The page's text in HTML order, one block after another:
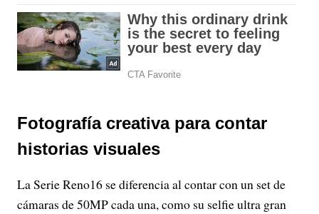
Fotografía creativa para contar
historias visuales
La Serie Reno16 se diferencia al contar con un set de
cámaras de 50MP cada una, como su selfie ultra gran